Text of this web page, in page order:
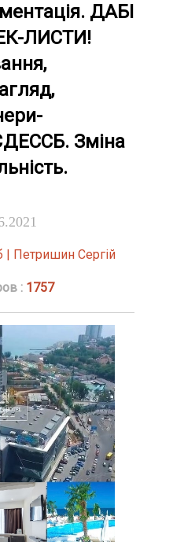
ДАБІ
ЛИСТИ!
Зміна
| Петришин Сергій
: 1757